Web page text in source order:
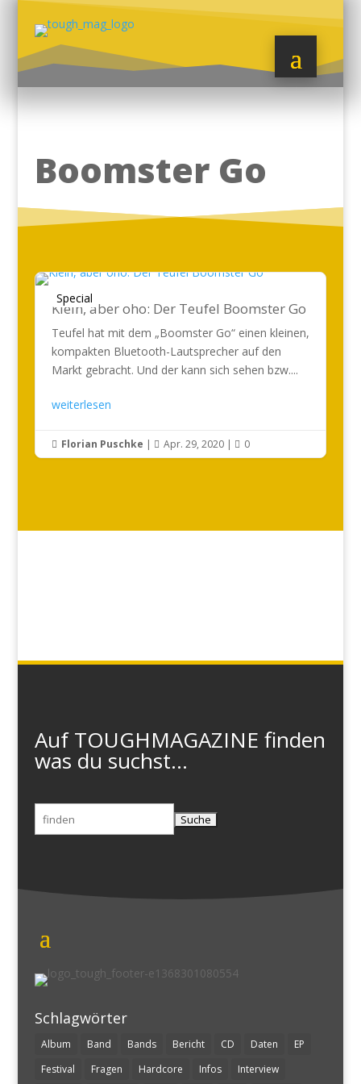
Boomster Go
Special
Klein, aber oho: Der Teufel Boomster Go
Teufel hat mit dem „Boomster Go“ einen kleinen,
kompakten Bluetooth-Lautsprecher auf den
Markt gebracht. Und der kann sich sehen bzw....
weiterlesen
 Florian Puschke |  Apr. 29, 2020|  0
Auf TOUGHMAGAZINE finden
was du suchst...
Suchen
nach:
Schlagwörter
Album Band Bands Bericht CD Daten
EP
Festival
Fragen Hardcore Infos Interview